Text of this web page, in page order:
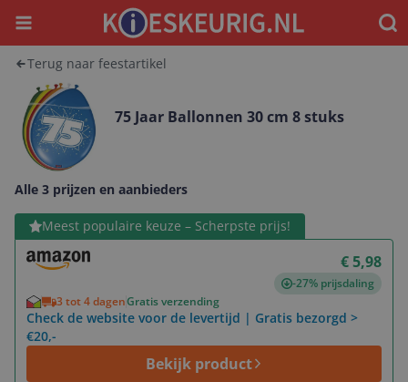
Menu
Terug naar feestartikel
75 Jaar Ballonnen 30 cm 8 stuks
Alle 3 prijzen en aanbieders
Meest populaire keuze – Scherpste prijs!
€ 5,98
-27% prijsdaling
3 tot 4 dagenGratis verzending
Check de website voor de levertijd | Gratis bezorgd >
€20,-
Bekijk product
Bekijk product